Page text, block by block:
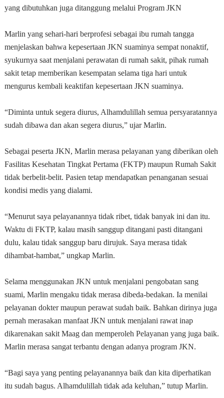
yang dibutuhkan juga ditanggung melalui Program JKN
Marlin yang sehari-hari berprofesi sebagai ibu rumah tangga
menjelaskan bahwa kepesertaan JKN suaminya sempat nonaktif,
syukurnya saat menjalani perawatan di rumah sakit, pihak rumah
sakit tetap memberikan kesempatan selama tiga hari untuk
mengurus kembali keaktifan kepesertaan JKN suaminya.
“Diminta untuk segera diurus, Alhamdulillah semua persyaratannya
sudah dibawa dan akan segera diurus,” ujar Marlin.
Sebagai peserta JKN, Marlin merasa pelayanan yang diberikan oleh
Fasilitas Kesehatan Tingkat Pertama (FKTP) maupun Rumah Sakit
tidak berbelit-belit. Pasien tetap mendapatkan penanganan sesuai
kondisi medis yang dialami.
“Menurut saya pelayanannya tidak ribet, tidak banyak ini dan itu.
Waktu di FKTP, kalau masih sanggup ditangani pasti ditangani
dulu, kalau tidak sanggup baru dirujuk. Saya merasa tidak
dihambat-hambat,” ungkap Marlin.
Selama menggunakan JKN untuk menjalani pengobatan sang
suami, Marlin mengaku tidak merasa dibeda-bedakan. Ia menilai
pelayanan dokter maupun perawat sudah baik. Bahkan dirinya juga
pernah merasakan manfaat JKN untuk menjalani rawat inap
dikarenakan sakit Maag dan memperoleh Pelayanan yang juga baik.
Marlin merasa sangat terbantu dengan adanya program JKN.
“Bagi saya yang penting pelayanannya baik dan kita diperhatikan
itu sudah bagus. Alhamdulillah tidak ada keluhan,” tutup Marlin.